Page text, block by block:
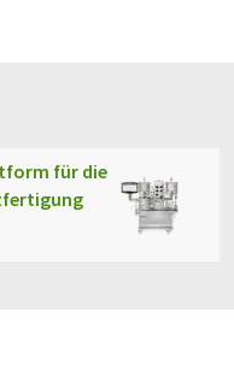
für die